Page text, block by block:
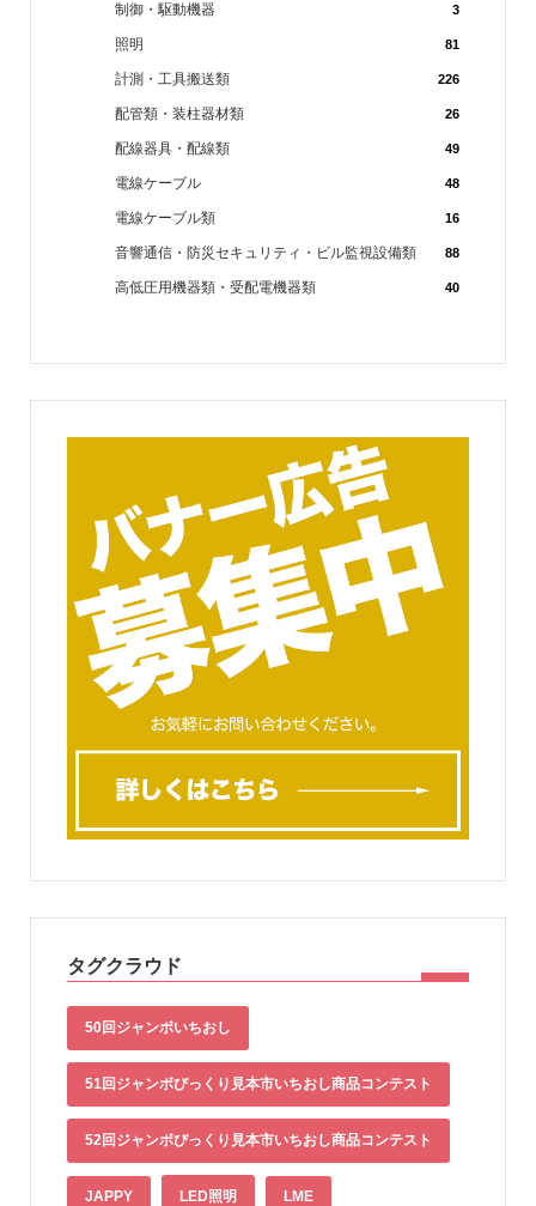
制御・駆動機器 3
照明 81
計測・工具搬送類 226
配管類・装柱器材類 26
配線器具・配線類 49
電線ケーブル 48
電線ケーブル類 16
音響通信・防災セキュリティ・ビル監視設備類 88
高低圧用機器類・受配電機器類 40
タグクラウド
50回ジャンボいちおし
51回ジャンボびっくり見本市いちおし商品コンテスト
52回ジャンボびっくり見本市いちおし商品コンテスト
JAPPY LED照明 LME